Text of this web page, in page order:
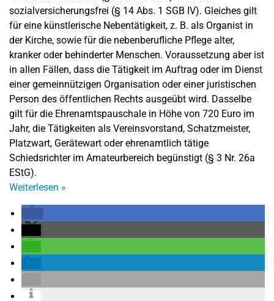
sozialversicherungsfrei (§ 14 Abs. 1 SGB IV). Gleiches gilt
für eine künstlerische Nebentätigkeit, z. B. als Organist in
der Kirche, sowie für die nebenberufliche Pflege alter,
kranker oder behinderter Menschen. Voraussetzung aber ist
in allen Fällen, dass die Tätigkeit im Auftrag oder im Dienst
einer gemeinnützigen Organisation oder einer juristischen
Person des öffentlichen Rechts ausgeübt wird. Dasselbe
gilt für die Ehrenamtspauschale in Höhe von 720 Euro im
Jahr, die Tätigkeiten als Vereinsvorstand, Schatzmeister,
Platzwart, Gerätewart oder ehrenamtlich tätige
Schiedsrichter im Amateurbereich begünstigt (§ 3 Nr. 26a
EStG).
Weiterlesen »